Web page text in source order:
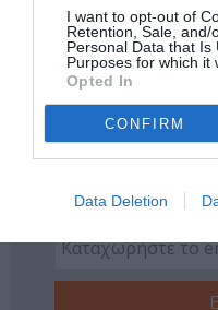
I want to opt-out of
Retention, Sale, and/
Personal Data that Is
Purposes for which it
Opted In
CONFIRM
Data Deletion
ΓΚΑΛΕΡΙ ΤΕΧΝΗΣ - ΑΙΘΟΥΣΕΣ
ΔΩΡΕΑΝ ΕΚΔΗΛΩΣΕΙΣ
ΕΚΘΕΣΗ ΖΩΓΡΑΦΙΚΗΣ
Newsletter
την Τέχνη και τον